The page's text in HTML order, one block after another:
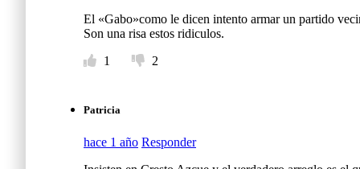
El «Gabo»como le dicen intento armar un partido
Son una risa estos ridiculos.
1
2
Patricia
hace 1 año Responder